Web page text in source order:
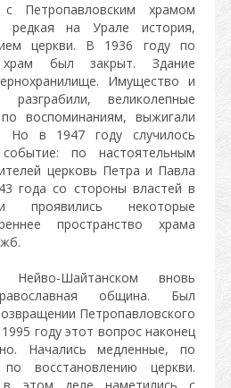
Петропавловским храмом
редкая на Урале история,
церкви. В 1936 году по
был закрыт. Здание
Имущество и
великолепные
воспоминаниям, выжигали
Но в 1947 году случилось
по настоятельным
церковь Петра и Павла
года со стороны властей в
проявились некоторые
пространство храма
Шайтанском вновь
община. Был
Петропавловского
году этот вопрос наконец
Начались медленные, по
восстановлению церкви.